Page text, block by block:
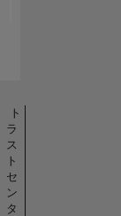
ト
ラ
ス
ト
セ
ン
タ